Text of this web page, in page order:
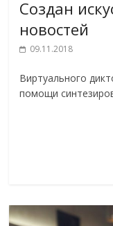
Создан
новостей
09.11.2018
Виртуального
помощи